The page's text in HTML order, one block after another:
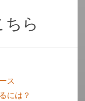
ら
ス
には？